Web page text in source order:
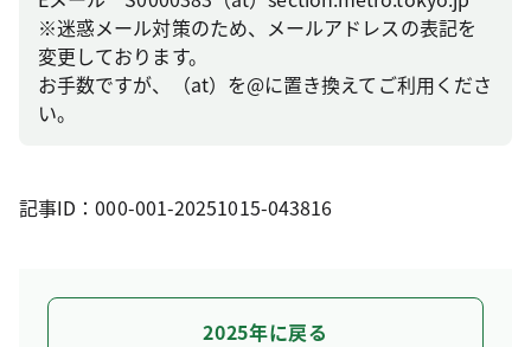
※迷惑メール対策のため、メールアドレスの表記を
変更しております。
お手数ですが、（at）を@に置き換えてご利用くださ
い。
記事ID：000-001-20251015-043816
2025年に戻る